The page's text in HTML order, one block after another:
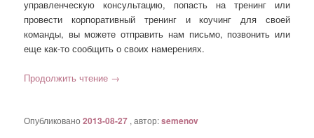
управленческую консультацию, попасть на тренинг или
провести корпоративный тренинг и коучинг для своей
команды, вы можете отправить нам письмо, позвонить или
еще как-то сообщить о своих намерениях.
Продолжить чтение →
Опубликовано2013-08-27 , автор:semenov